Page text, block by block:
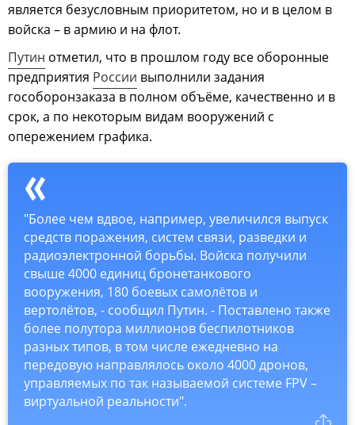
является безусловным приоритетом, но и в целом в
войска – в армию и на флот.
Путин отметил, что в прошлом году все оборонные
предприятия России выполнили задания
гособоронзаказа в полном объёме, качественно и в
срок, а по некоторым видам вооружений с
опережением графика.
"Более чем вдвое, например, увеличился выпуск
средств поражения, систем связи, разведки и
радиоэлектронной борьбы. Войска получили
свыше 4000 единиц бронетанкового
вооружения, 180 боевых самолётов и
вертолётов, - сообщил Путин. - Поставлено также
более полутора миллионов беспилотников
разных типов, в том числе ежедневно на
передовую направлялось около 4000 дронов,
управляемых по так называемой системе FPV –
виртуальной реальности".